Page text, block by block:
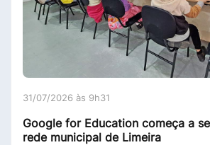
31/07/2026 às 9h31
Google for Education começa a
rede municipal de Limeira